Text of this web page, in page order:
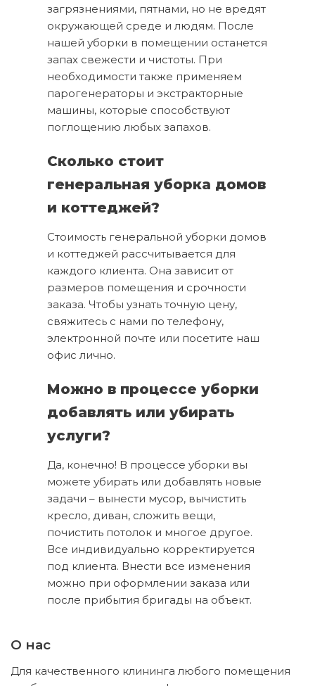
загрязнениями, пятнами, но не вредят
окружающей среде и людям. После
нашей уборки в помещении останется
запах свежести и чистоты. При
необходимости также применяем
парогенераторы и экстракторные
машины, которые способствуют
поглощению любых запахов.
Сколько стоит
генеральная уборка домов
и коттеджей?
Стоимость генеральной уборки домов
и коттеджей рассчитывается для
каждого клиента. Она зависит от
размеров помещения и срочности
заказа. Чтобы узнать точную цену,
свяжитесь с нами по телефону,
электронной почте или посетите наш
офис лично.
Можно в процессе уборки
добавлять или убирать
услуги?
Да, конечно! В процессе уборки вы
можете убирать или добавлять новые
задачи – вынести мусор, вычистить
кресло, диван, сложить вещи,
почистить потолок и многое другое.
Все индивидуально корректируется
под клиента. Внести все изменения
можно при оформлении заказа или
после прибытия бригады на объект.
О нас
Для качественного клининга любого помещения